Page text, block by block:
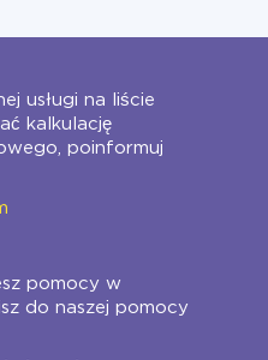
usługi na liście
kalkulację
poinformuj
pomocy w
do naszej pomocy